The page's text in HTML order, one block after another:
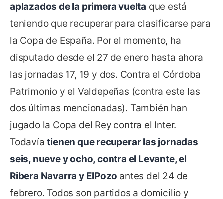
aplazados de la primera vuelta que está
teniendo que recuperar para clasificarse para
la Copa de España. Por el momento, ha
disputado desde el 27 de enero hasta ahora
las jornadas 17, 19 y dos. Contra el Córdoba
Patrimonio y el Valdepeñas (contra este las
dos últimas mencionadas). También han
jugado la Copa del Rey contra el Inter.
Todavíatienen que recuperar las jornadas
seis, nueve y ocho, contra el Levante, el
Ribera Navarra y ElPozo antes del 24 de
febrero. Todos son partidos a domicilio y